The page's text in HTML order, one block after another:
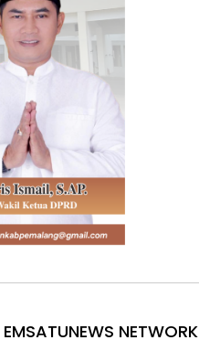
EMSATUNEWS NETWORK